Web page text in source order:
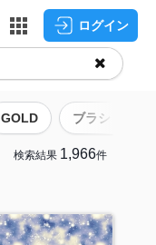
ログイン
GOLD ブラシ
検索結果 1,966件